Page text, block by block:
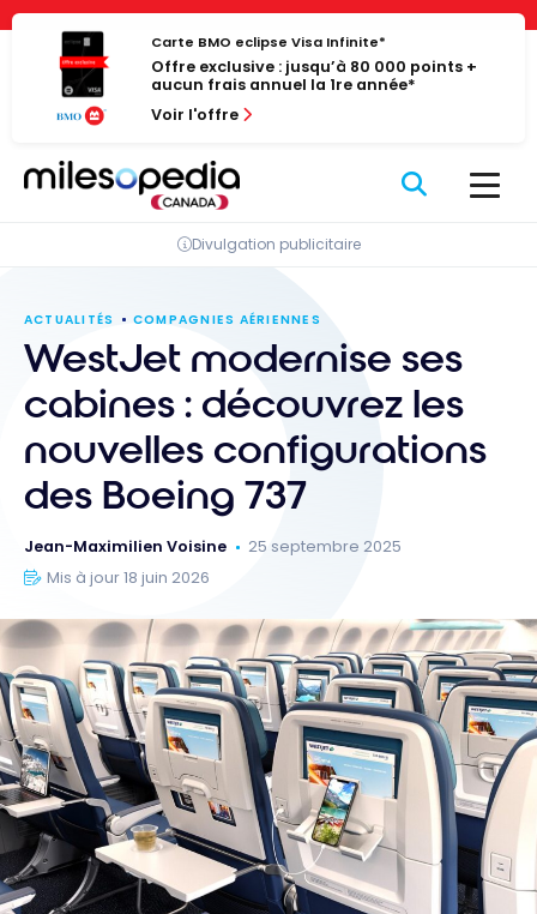
Panneau de gestion des cookies
Passer
contenu
Carte BMO eclipse Visa Infinite*
Offre exclusive : jusqu’à 80 000 points +
aucun frais annuel la 1re année*
Voir l'offre
Divulgation publicitaire
ACTUALITÉS COMPAGNIES AÉRIENNES
WestJet modernise ses
cabines : découvrez les
nouvelles configurations
des Boeing 737
Jean-Maximilien Voisine
25 septembre 2025
Mis à jour 18 juin 2026